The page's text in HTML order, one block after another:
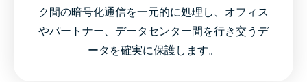
ク間の暗号化通信を一元的に処理し、オフィス
やパートナー、データセンター間を行き交うデ
ータを確実に保護します。